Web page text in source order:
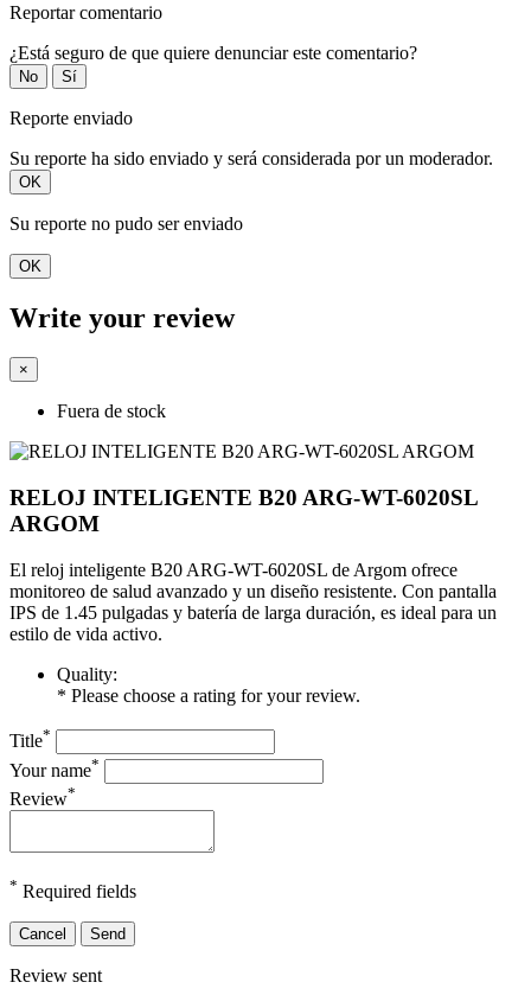
Reportar comentario
¿Está seguro de que quiere denunciar este comentario?
No Sí
Reporte enviado
Su reporte ha sido enviado y será considerada por un moderador.
OK
Su reporte no pudo ser enviado
OK
Write your review
×
Fuera de stock
RELOJ INTELIGENTE B20 ARG-WT-6020SL
ARGOM
El reloj inteligente B20 ARG-WT-6020SL de Argom ofrece
monitoreo de salud avanzado y un diseño resistente. Con pantalla
IPS de 1.45 pulgadas y batería de larga duración, es ideal para un
estilo de vida activo.
Quality:
* Please choose a rating for your review.
Title*
Your name*
Review*
* Required fields
Cancel Send
Review sent